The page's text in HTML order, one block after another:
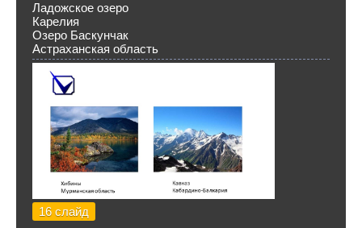
Ладожское озеро
Карелия
Озеро Баскунчак
Астраханская область
16 слайд